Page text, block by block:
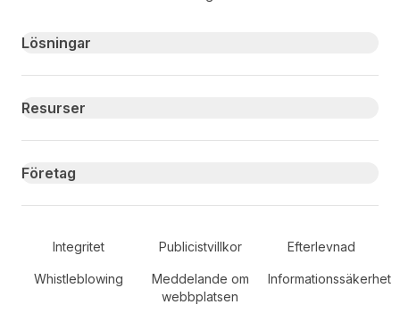
Primary footer navigation
Lösningar
Resurser
Företag
Secondary Footer Navigation
Integritet Publicistvillkor Efterlevnad
Whistleblowing
Meddelande om
webbplatsen
Informationssäkerhet